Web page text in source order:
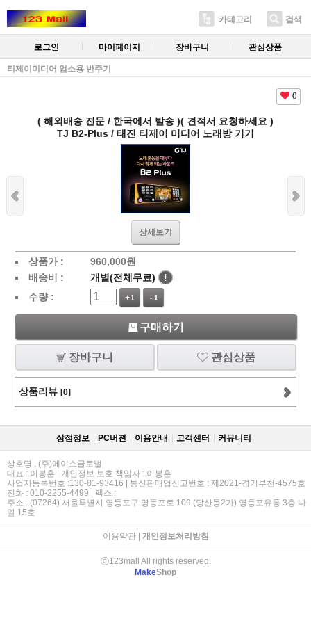
카테고리 검색
로그인 마이페이지 장바구니 관심상품
티제이미디어 업소용 반주기
0
( 해외배송 전문 / 한국에서 발송 )( 견적서 요청하세요 )
TJ B2-Plus / 태진 티제이 미디어 노래방 기기
상세보기
상품가 : 960,000원
배송비 :
개별(전체무료)
!
수량 :
+1 -1
구매하기
장바구니 관심상품
상품리뷰 [0]
상점정보 PC버젼 이용안내 고객센터 커뮤니티
상호명 : (주)에이스글로벌
대표 : 이봉훈 | 개인정보 보호 책임자 : 이봉훈
사업자등록번호 :130-81-93416 | 통신판매업신고번호 : 제2021-경기부천-4575호
전화 : 010-2255-4499 | 팩스 :
주소 : (07264) 서울특별시 영등포구 영등포로 109 (당산동2가) 영등포유통 3층 나
열 15호
이용약관| 개인정보처리방침
ⓒ123mall All rights reserved.
MakeShop